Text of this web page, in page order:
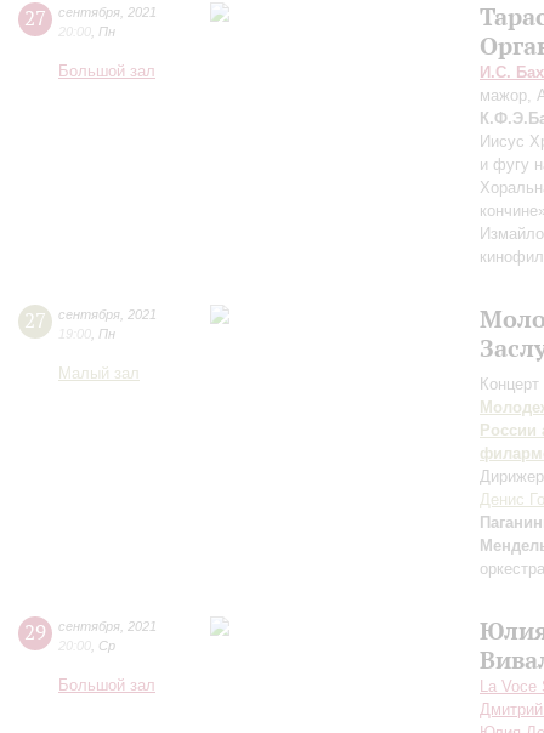
27 сентября 2021
20:00 Пн
Большой зал
И.С. Бах
мажор,
Иисус
и фугу
27 сентября 2021
19:00 Пн
Малый зал
России
Денис
29 сентября 2021
20:00 Ср
Большой зал
La